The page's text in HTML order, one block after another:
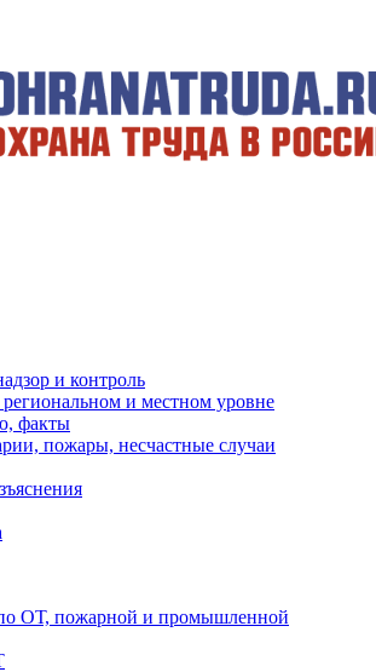
и контроль
и местном уровне
факты
пожары, несчастные случаи
по ОТ, пожарной и промышленной